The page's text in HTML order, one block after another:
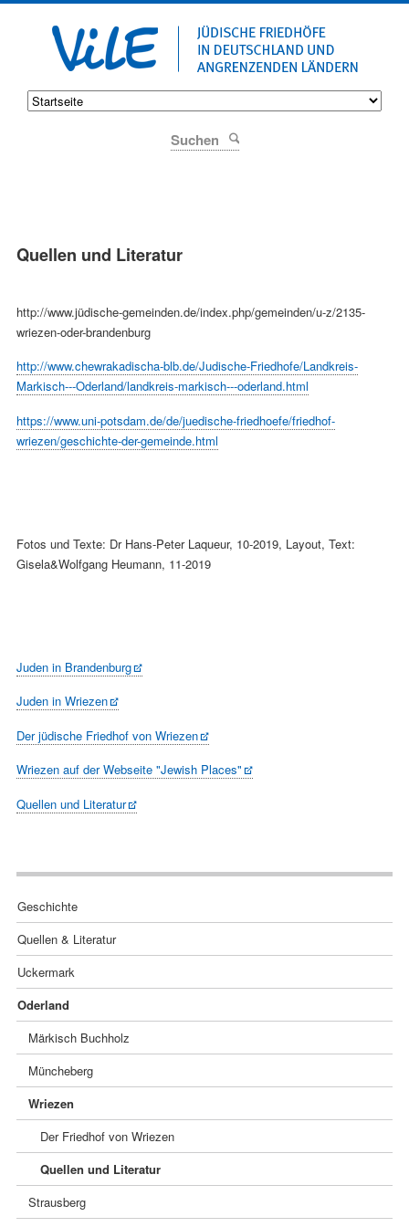
Quellen und Literatur
http://www.jüdische-gemeinden.de/index.php/gemeinden/u-z/2135-
wriezen-oder-brandenburg
http://www.chewrakadischa-blb.de/Judische-Friedhofe/Landkreis-
Markisch---Oderland/landkreis-markisch---oderland.html
https://www.uni-potsdam.de/de/juedische-friedhoefe/friedhof-
wriezen/geschichte-der-gemeinde.html
Fotos und Texte: Dr Hans-Peter Laqueur, 10-2019, Layout, Text:
Gisela&Wolfgang Heumann, 11-2019
Juden in Brandenburg
Juden in Wriezen
Der jüdische Friedhof von Wriezen
Wriezen auf der Webseite "Jewish Places"
Quellen und Literatur
Navigation
überspringen
Geschichte
Quellen & Literatur
Uckermark
Oderland
Märkisch Buchholz
Müncheberg
Wriezen
Der Friedhof von Wriezen
Quellen und Literatur
Strausberg